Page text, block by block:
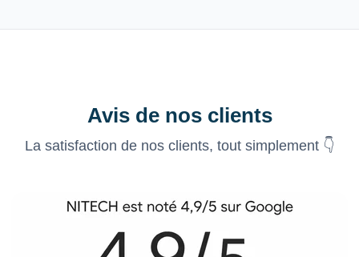
Avis de nos clients
La satisfaction de nos clients, tout simplement 👇